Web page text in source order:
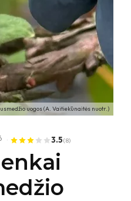
uogos (A. Vaitiekūnaitės nuotr.)
3.5(8)